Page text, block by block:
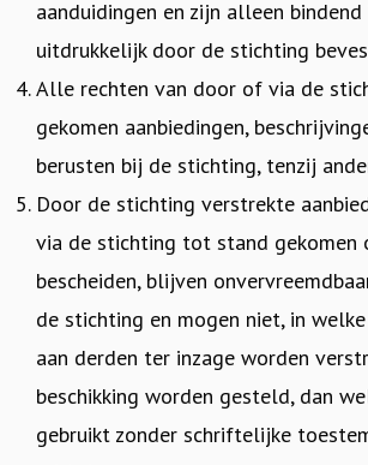
aanduidingen en zijn alleen bindend
uitdrukkelijk door de stichting
Alle rechten van door of via de
gekomen aanbiedingen,
berusten bij de stichting, tenzij
Door de stichting verstrekte
via de stichting tot stand gekomen
bescheiden, blijven
de stichting en mogen niet, in
aan derden ter inzage worden
beschikking worden gesteld, dan
gebruikt zonder schriftelijke